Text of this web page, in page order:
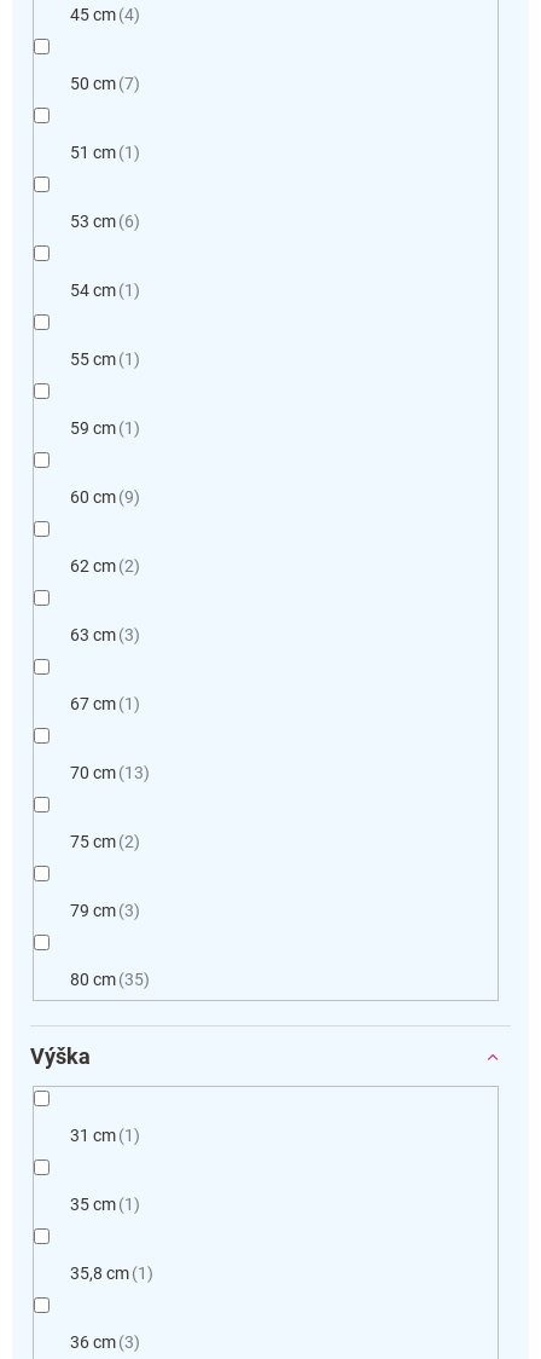
45 cm 4
50 cm 7
51 cm 1
53 cm 6
54 cm 1
55 cm 1
59 cm 1
60 cm 9
62 cm 2
63 cm 3
67 cm 1
70 cm 13
75 cm 2
79 cm 3
80 cm 35
Výška
31 cm 1
35 cm 1
35,8 cm 1
36 cm 3